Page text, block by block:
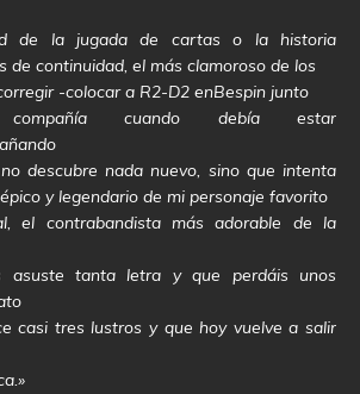
de la jugada de cartas o la historia
de continuidad, el más clamoroso de los
-colocar a R2-D2 enBespin junto
cuando debía estar
descubre nada nuevo, sino que intenta
y legendario de mi personaje favorito
el contrabandista más adorable de la
asuste tanta letra y que perdáis unos
casi tres lustros y que hoy vuelve a salir